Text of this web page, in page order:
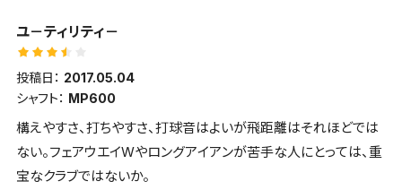
ユ－ティリティ－
投稿日： 2017.05.04
シャフト： MP600
構えやすさ、打ちやすさ、打球音はよいが飛距離はそれほどでは
ない。フェアウエイWやロングアイアンが苦手な人にとっては、重
宝なクラブではないか。